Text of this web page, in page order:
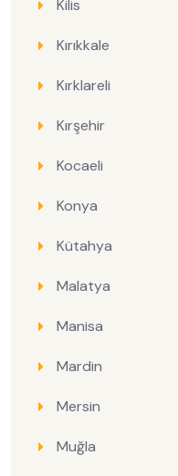
Kilis
Kırıkkale
Kırklareli
Kırşehir
Kocaeli
Konya
Kütahya
Malatya
Manisa
Mardin
Mersin
Muğla